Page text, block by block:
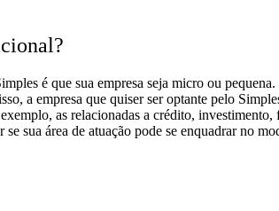
é que sua empresa seja micro ou
a empresa que quiser ser optante pelo
as relacionadas a crédito,
sua área de atuação pode se enquadrar no